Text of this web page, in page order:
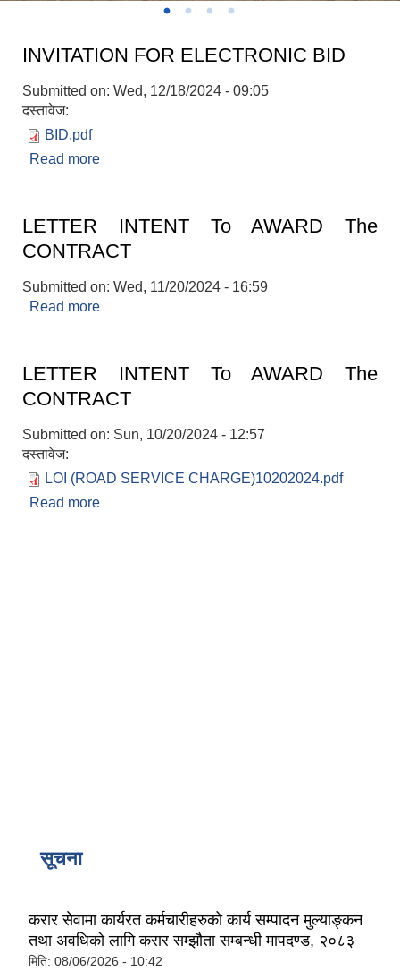
INVITATION FOR ELECTRONIC BID
Submitted on: Wed, 12/18/2024 - 09:05
दस्तावेज:
BID.pdf
Read more
LETTER INTENT To AWARD The
CONTRACT
Submitted on: Wed, 11/20/2024 - 16:59
Read more
LETTER INTENT To AWARD The
CONTRACT
Submitted on: Sun, 10/20/2024 - 12:57
दस्तावेज:
LOI (ROAD SERVICE CHARGE)10202024.pdf
Read more
सूचना
करार सेवामा कार्यरत कर्मचारीहरुको कार्य सम्पादन मुल्याङ्कन
तथा अवधिको लागि करार सम्झौता सम्बन्धी मापदण्ड, २०८३
मिति: 08/06/2026 - 10:42